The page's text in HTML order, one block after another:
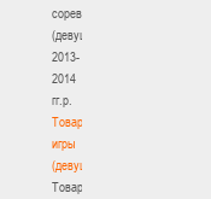
соревнования
(девушки)
2013-
2014
гг.р.
Товарищеские
игры
(девушки)
Товарищеские